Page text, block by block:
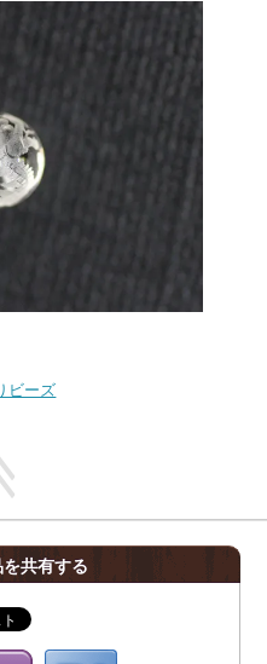
ビーズ
共有する